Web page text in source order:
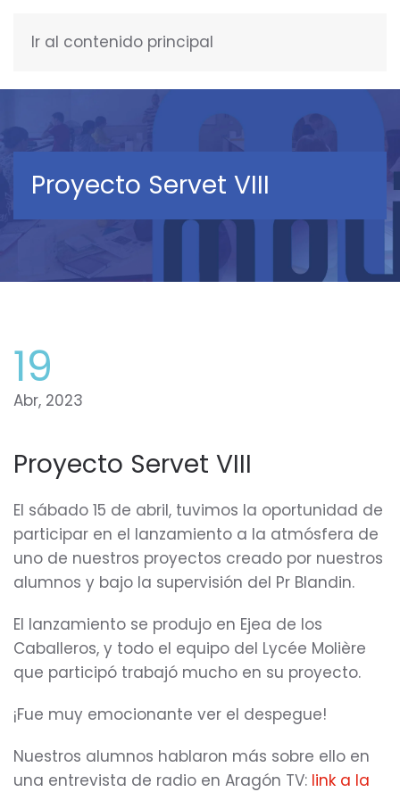
Ir al contenido principal
Proyecto Servet VIII
19
Abr, 2023
Proyecto Servet VIII
El sábado 15 de abril, tuvimos la oportunidad de
participar en el lanzamiento a la atmósfera de
uno de nuestros proyectos creado por nuestros
alumnos y bajo la supervisión del Pr Blandin.
El lanzamiento se produjo en Ejea de los
Caballeros, y todo el equipo del Lycée Molière
que participó trabajó mucho en su proyecto.
¡Fue muy emocionante ver el despegue!
Nuestros alumnos hablaron más sobre ello en
una entrevista de radio en Aragón TV: link a la